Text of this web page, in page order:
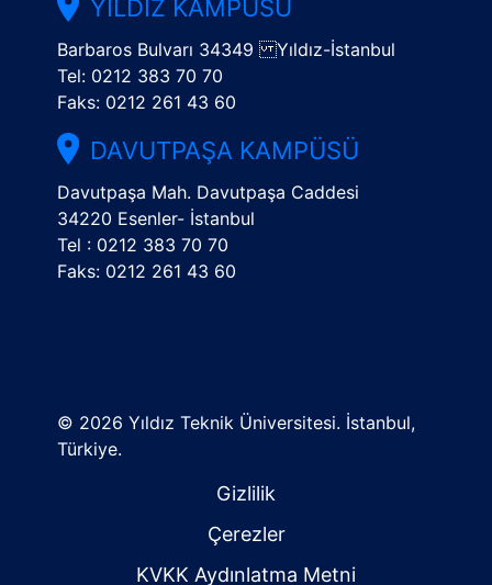
YILDIZ KAMPÜSÜ
Barbaros Bulvarı 34349 Yıldız-İstanbul
Tel: 0212 383 70 70
Faks: 0212 261 43 60
DAVUTPAŞA KAMPÜSÜ
Davutpaşa Mah. Davutpaşa Caddesi
34220 Esenler- İstanbul
Tel : 0212 383 70 70
Faks: 0212 261 43 60
© 2026 Yıldız Teknik Üniversitesi. İstanbul,
Türkiye.
Gizlilik
Çerezler
KVKK Aydınlatma Metni